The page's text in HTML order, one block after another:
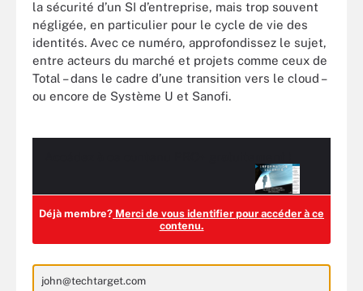
la sécurité d’un SI d’entreprise, mais trop souvent
négligée, en particulier pour le cycle de vie des
identités. Avec ce numéro, approfondissez le sujet,
entre acteurs du marché et projets comme ceux de
Total – dans le cadre d’une transition vers le cloud –
ou encore de Système U et Sanofi.
Déjà membre? Merci de vous identifier pour accéder à ce
contenu.